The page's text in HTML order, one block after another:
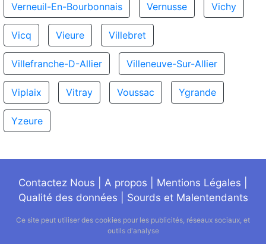
Verneuil-En-Bourbonnais Vernusse Vichy
Vicq Vieure Villebret
Villefranche-D-Allier Villeneuve-Sur-Allier
Viplaix Vitray Voussac Ygrande
Yzeure
Contactez Nous A propos Mentions Légales
Qualité des données
Sourds et Malentendants
Ce site peut utiliser des cookies pour les publicités, réseaux sociaux, et
outils d'analyse